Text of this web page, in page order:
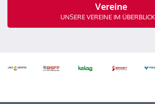
Vereine
UNSERE VEREINE IM ÜBERBLICK